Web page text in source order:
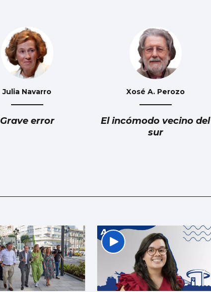
Julia Navarro
Grave error
Xosé A. Perozo
El incómodo vecino del
sur